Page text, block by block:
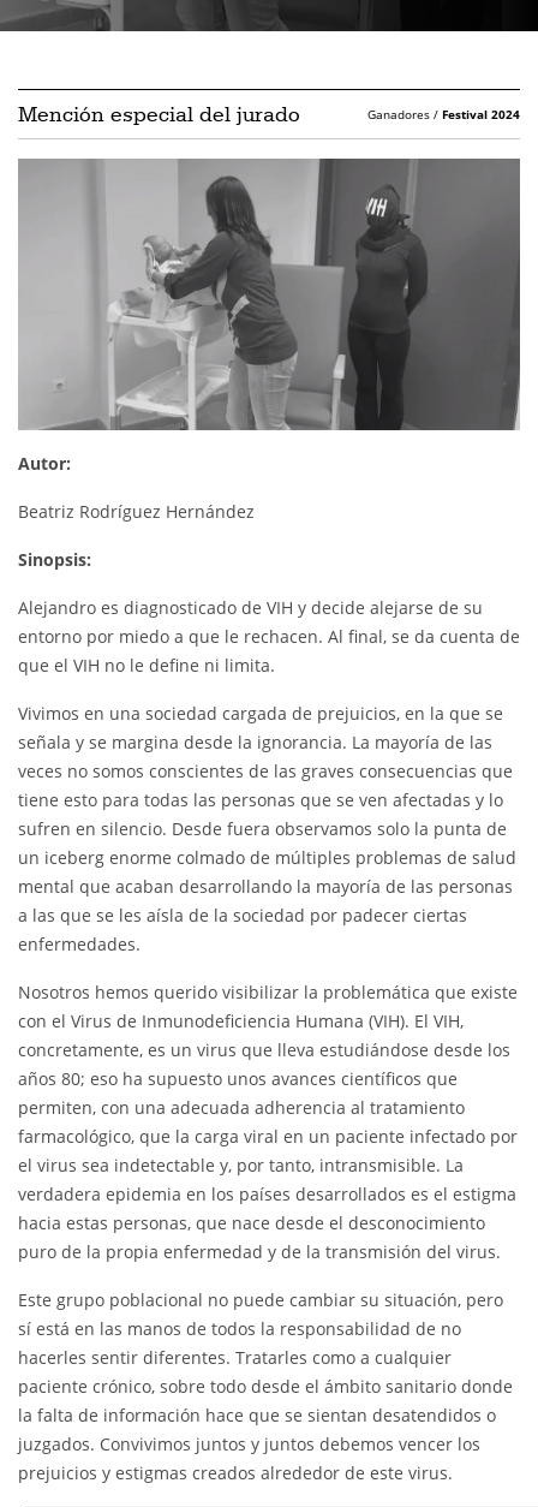
Mención especial del jurado Ganadores / Festival 2024
Autor:
Beatriz Rodríguez Hernández
Sinopsis:
Alejandro es diagnosticado de VIH y decide alejarse de su
entorno por miedo a que le rechacen. Al final, se da cuenta de
que el VIH no le define ni limita.
Vivimos en una sociedad cargada de prejuicios, en la que se
señala y se margina desde la ignorancia. La mayoría de las
veces no somos conscientes de las graves consecuencias que
tiene esto para todas las personas que se ven afectadas y lo
sufren en silencio. Desde fuera observamos solo la punta de
un iceberg enorme colmado de múltiples problemas de salud
mental que acaban desarrollando la mayoría de las personas
a las que se les aísla de la sociedad por padecer ciertas
enfermedades.
Nosotros hemos querido visibilizar la problemática que existe
con el Virus de Inmunodeficiencia Humana (VIH). El VIH,
concretamente, es un virus que lleva estudiándose desde los
años 80; eso ha supuesto unos avances científicos que
permiten, con una adecuada adherencia al tratamiento
farmacológico, que la carga viral en un paciente infectado por
el virus sea indetectable y, por tanto, intransmisible. La
verdadera epidemia en los países desarrollados es el estigma
hacia estas personas, que nace desde el desconocimiento
puro de la propia enfermedad y de la transmisión del virus.
Este grupo poblacional no puede cambiar su situación, pero
sí está en las manos de todos la responsabilidad de no
hacerles sentir diferentes. Tratarles como a cualquier
paciente crónico, sobre todo desde el ámbito sanitario donde
la falta de información hace que se sientan desatendidos o
juzgados. Convivimos juntos y juntos debemos vencer los
prejuicios y estigmas creados alrededor de este virus.